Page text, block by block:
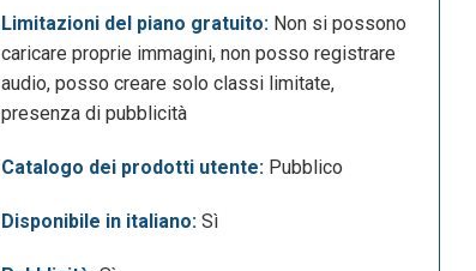
Limitazioni del piano gratuito: Non si possono
caricare proprie immagini, non posso registrare
audio, posso creare solo classi limitate,
presenza di pubblicità
Catalogo dei prodotti utente: Pubblico
Disponibile in italiano: Sì